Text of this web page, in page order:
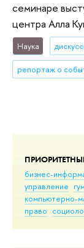
бизнес-
управление
компьютерно-
право
семинаре
центра Алла
Наука
репортаж о